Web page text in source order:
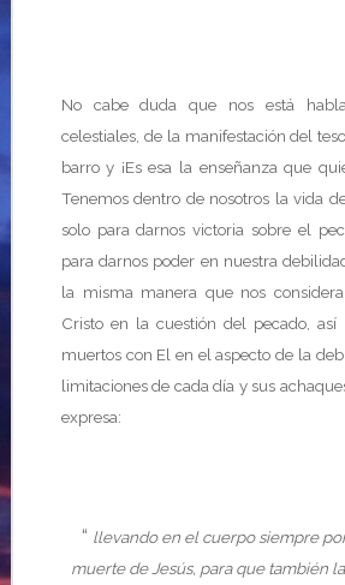
No cabe duda que nos está
celestiales, de la manifestación del
barro y ¡Es esa la enseñanza que
Tenemos dentro de nosotros la vida
solo para darnos victoria sobre el
para darnos poder en nuestra
la misma manera que nos
Cristo en la cuestión del pecado, así
muertos con El en el aspecto de la
limitaciones de cada día y sus
expresa:
“ llevando en el cuerpo siempre
muerte de Jesús, para que también